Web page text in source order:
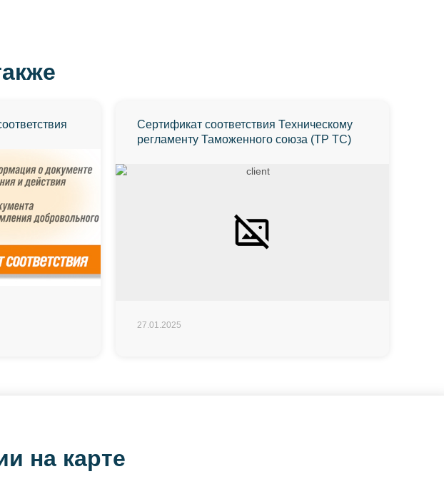
Сертификат соответствия Техническому
регламенту Таможенного союза (ТР ТС)
27.01.2025
на карте